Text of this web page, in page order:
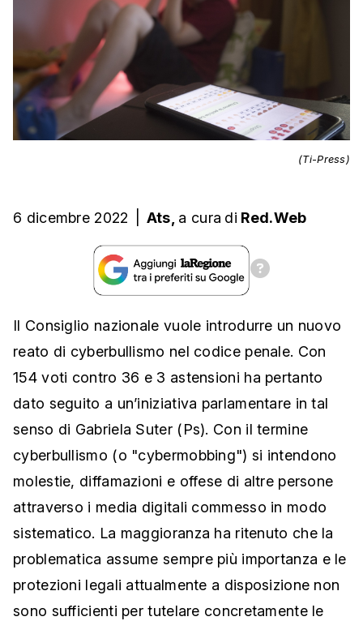
(Ti-Press)
6 dicembre 2022 Ats, a cura di Red.Web
Il Consiglio nazionale vuole introdurre un nuovo
reato di cyberbullismo nel codice penale. Con
154 voti contro 36 e 3 astensioni ha pertanto
dato seguito a un’iniziativa parlamentare in tal
senso di Gabriela Suter (Ps). Con il termine
cyberbullismo (o "cybermobbing") si intendono
molestie, diffamazioni e offese di altre persone
attraverso i media digitali commesso in modo
sistematico. La maggioranza ha ritenuto che la
problematica assume sempre più importanza e le
protezioni legali attualmente a disposizione non
sono sufficienti per tutelare concretamente le